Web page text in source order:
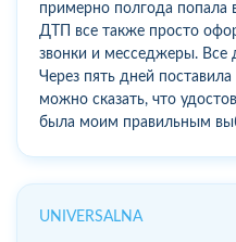
примерно полгода попала
ДТП все также просто
звонки и месседжеры. Все
Через пять дней
можно сказать, что
была моим правильным
UNIVERSALNA